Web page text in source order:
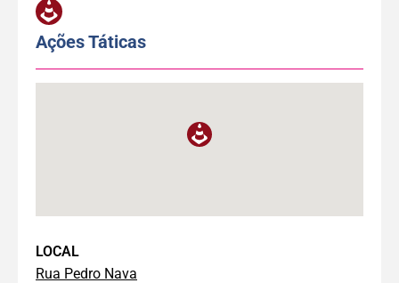
Ações Táticas
LOCAL
Rua Pedro Nava